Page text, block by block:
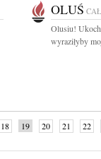
OLUŚ
Olusiu!
wyraziłyby
18 19 20 21
22